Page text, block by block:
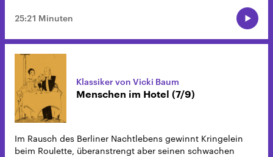
25:21 Minuten
Klassiker von Vicki Baum
Menschen im Hotel (7/9)
Im Rausch des Berliner Nachtlebens gewinnt Kringelein
beim Roulette, überanstrengt aber seinen schwachen